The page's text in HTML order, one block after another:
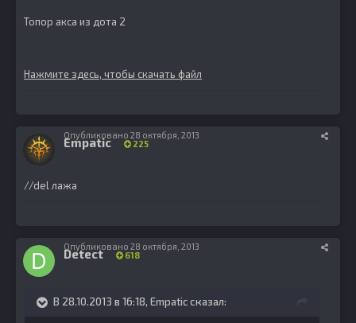
Топор акса из дота 2
Нажмите здесь, чтобы скачать файл
Empatic 225
Опубликовано 28 октября, 2013
//del лажа
Detect 618
Опубликовано 28 октября, 2013
В 28.10.2013 в 16:18, Empatic сказал: